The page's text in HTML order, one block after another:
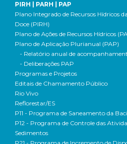
PIRH | PARH | PAP
Plano Integrado de Recursos Hídricos
Doce (PIRH)
Plano de Ações de Recursos Hídricos
Plano de Aplicação Plurianual (PAP)
- Relatório anual de
- Deliberações PAP
Programas e Projetos
Editais de Chamamento Público
Rio Vivo
Reflorestar/ES
P11 - Programa de Saneamento da
P12 - Programa de Controle das
Sedimentos